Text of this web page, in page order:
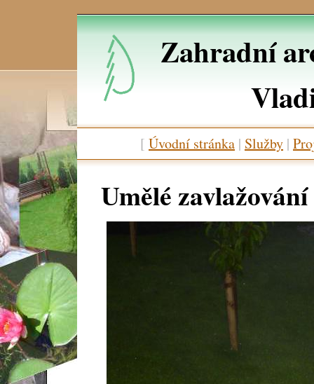
Zahradní
[ Úvodní stránka | Služby |
Umělé